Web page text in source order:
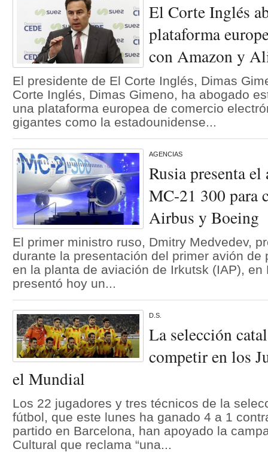
El Corte Inglés
plataforma
con Amazon y
El presidente de El Corte Inglés, Dimas
Corte Inglés, Dimas Gimeno, ha abogado
una plataforma europea de comercio
gigantes como la estadounidense...
AGENCIAS
Rusia presenta
MC-21 300 para
Airbus y Boeing
El primer ministro ruso, Dmitry Medvedev,
durante la presentación del primer avión de
en la planta de aviación de Irkutsk (IAP), en
presentó hoy un...
D.S.
La selección
competir en los
el Mundial
Los 22 jugadores y tres técnicos de la
fútbol, que este lunes ha ganado 4 a 1
partido en Barcelona, han apoyado la
Cultural que reclama “una...